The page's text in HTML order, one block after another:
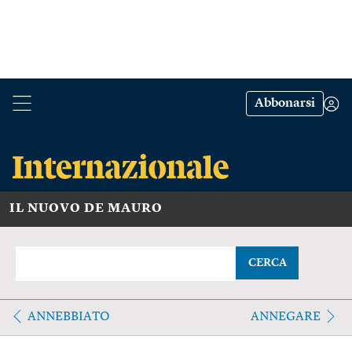
Abbonarsi
IL NUOVO DE MAURO
CERCA
ANNEBBIATO ANNEGARE